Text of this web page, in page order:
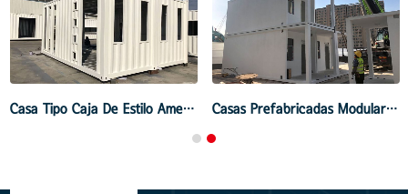
Casa Tipo Caja De Estilo Americano Casas Prefabricadas Modulares De Hormigón